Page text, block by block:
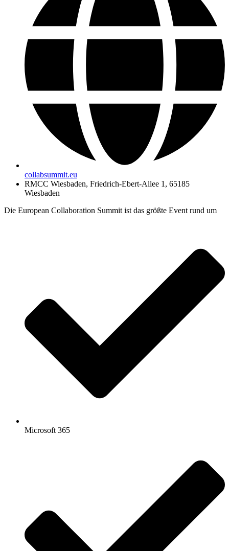
collabsummit.eu
RMCC Wiesbaden, Friedrich-Ebert-Allee 1, 65185
Wiesbaden
Die European Collaboration Summit ist das größte Event rund um
Microsoft 365